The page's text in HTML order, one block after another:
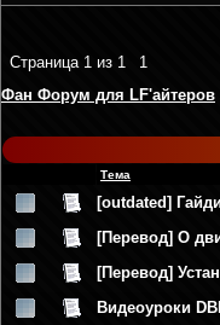
Страница 1 из 1
1
Фан Форум для LF'айтеров
Тема
[outdated]
[Перевод] О
[Перевод]
Видеоуроки